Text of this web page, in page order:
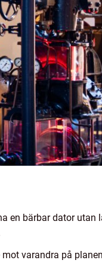
en bärbar dator utan
varandra på